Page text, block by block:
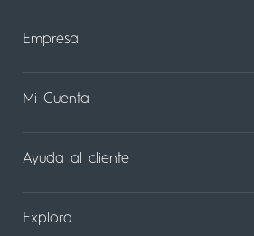
Empresa
Sobre Nosotros
Consejos
Mi Cuenta
Mi Perfil
Ayuda al cliente
Preguntas Frecuentes
Explora